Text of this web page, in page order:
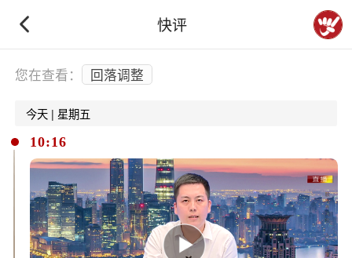
快评
下拉刷新
您在查看： 回落调整
今天 | 星期五
10:16